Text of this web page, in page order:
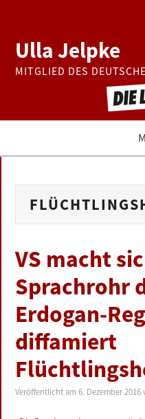
Ulla Jelpke
MITGLIED DES
BUNDESTAG
ZUR PERSON
LINKS
DATENSCHUTZERKLÄRUNG
IMPRESSUM
VS macht
Sprachrohr
Erdogan-
diffamiert
Veröffentlicht am6. Dezember 2016